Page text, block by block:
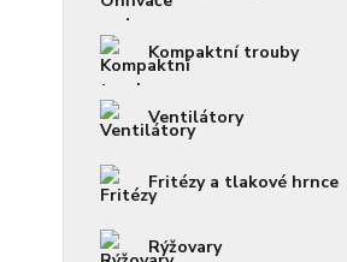
Kompaktní trouby
Ventilátory
Fritézy a tlakové hrnce
Rýžovary